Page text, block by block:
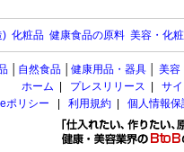
) 化粧品 健康食品の原料 美容・化
自然食品 健康用品・器具 美容
ホーム
プレスリリース
サ
ポリシー
利用規約 個人情報